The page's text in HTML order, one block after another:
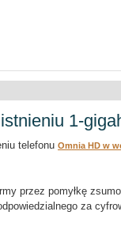
1-
telefonu Omnia HD w
przez pomyłkę
za